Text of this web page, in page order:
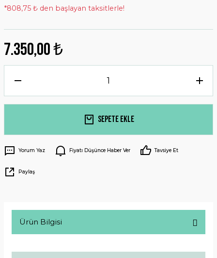
*808,75 ₺ den başlayan taksitlerle!
7.350,00 ₺
Sepete Ekle
Yorum Yaz Fiyatı Düşünce Haber Ver Tavsiye Et
Paylaş
Ürün Bilgisi